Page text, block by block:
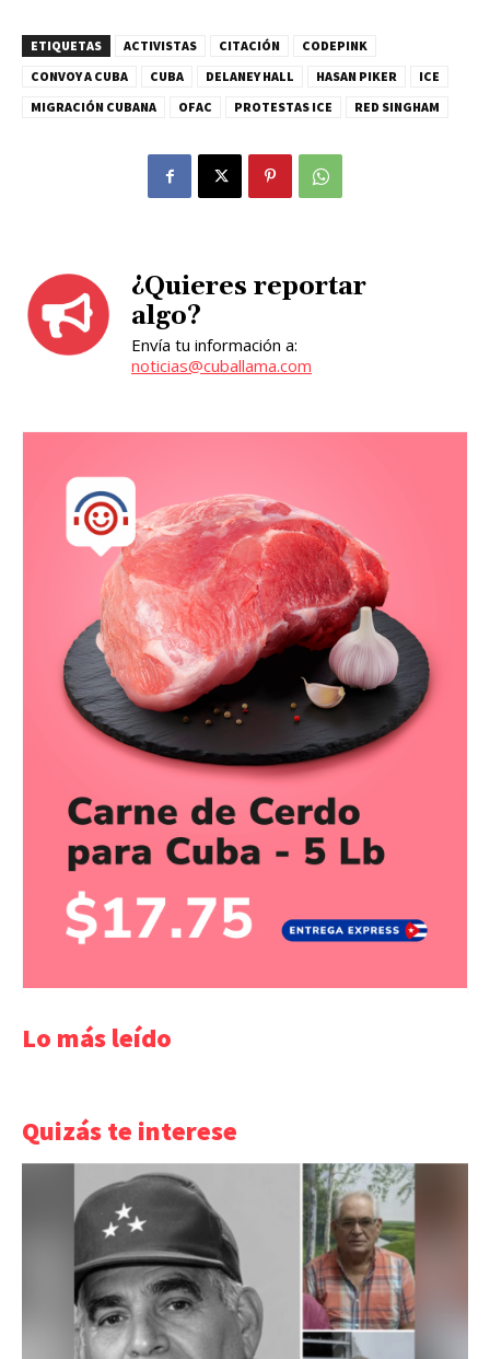
ETIQUETAS ACTIVISTAS CITACIÓN
CODEPINK
CONVOY A CUBA
CUBA DELANEY HALL HASAN PIKER
ICE
MIGRACIÓN CUBANA
OFAC PROTESTAS ICE RED SINGHAM
¿Quieres reportar
algo?
Envía tu información a:
noticias@cuballama.com
Lo más leído
Quizás te interese